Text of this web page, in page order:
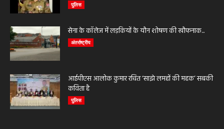
पुलिस
सेना के कॉलेज में लड़कियों के यौन शोषण की खौफनाक...
अंतर्राष्ट्रीय
आईपीएस आलोक कुमार रचित ‘साझे लमहों की महक’ सबकी
कविता है
पुलिस